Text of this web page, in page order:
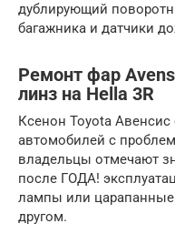
дублирующий
багажника и датчики
Ремонт фар
линз на Hella 3R
Ксенон Toyota Авенсис
автомобилей с
владельцы отмечают
после ГОДА!
лампы или царапанные
другом.